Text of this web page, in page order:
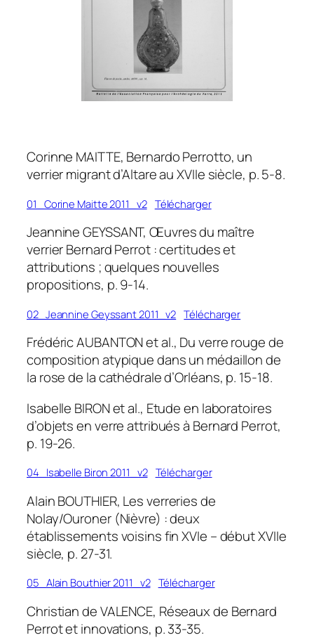
Corinne MAITTE, Bernardo Perrotto, un
verrier migrant d’Altare au XVIIe siècle, p. 5-8.
01_Corine Maitte 2011_v2 Télécharger
Jeannine GEYSSANT, Œuvres du maître
verrier Bernard Perrot : certitudes et
attributions ; quelques nouvelles
propositions, p. 9-14.
02_Jeannine Geyssant 2011_v2 Télécharger
Frédéric AUBANTON et al., Du verre rouge de
composition atypique dans un médaillon de
la rose de la cathédrale d’Orléans, p. 15-18.
Isabelle BIRON et al., Etude en laboratoires
d’objets en verre attribués à Bernard Perrot,
p. 19-26.
04_Isabelle Biron 2011_v2 Télécharger
Alain BOUTHIER, Les verreries de
Nolay/Ouroner (Nièvre) : deux
établissements voisins fin XVIe – début XVIIe
siècle, p. 27-31.
05_Alain Bouthier 2011_v2 Télécharger
Christian de VALENCE, Réseaux de Bernard
Perrot et innovations, p. 33-35.